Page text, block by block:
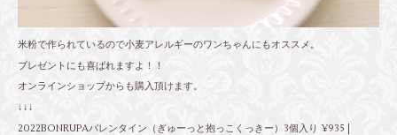
米粉で作られているので小麦アレルギーのワンちゃんにもオススメ。
プレゼントにも喜ばれますよ！！
オンラインショップからも購入頂けます。
↓↓↓
2022BONRUPAバレンタイン（ぎゅーっと抱っこくっきー）3個入り ¥935 |